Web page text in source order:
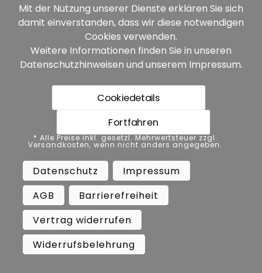
weitere Produkte anzeigen
Kontaktdaten
Adresse:
Busch GmbH & Co. KG
Heidelberger Straße 26
D-68519 Viernheim
Deutschland
Telefon:
0 62 04 - 60 07 10
0 62 04 - 60 07 19
Mit der Nutzung unserer Dienste erklären Sie sich
damit einverstanden, dass wir diese notwendigen
Cookies verwenden.
Weitere Informationen finden Sie in unseren
Datenschutzhinweisen und unserem Impressum.
Cookiedetails
Fortfahren
* Alle Preise inkl. gesetzl. Mehrwertsteuer zzgl.
Versandkosten, wenn nicht anders angegeben.
Datenschutz
Impressum
AGB
Barrierefreiheit
Vertrag widerrufen
Widerrufsbelehrung